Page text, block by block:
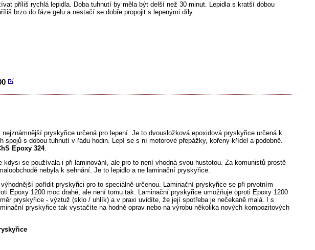
příliš rychlá lepidla. Doba tuhnutí by měla být delší než 30 minut. Lepidla s kratší dobou
brzo do fáze gelu a nestačí se dobře propojit s lepenými díly.
nejznámnější pryskyřice určená pro lepení. Je to dvousložková epoxidová pryskyřice určená k
spojů s dobou tuhnutí v řádu hodin. Lepí se s ní motorové přepážky, kořeny křídel a podobně.
Epoxy 324.
kdysi se používala i při laminování, ale pro to není vhodná svou hustotou. Za komunistů prostě
nebyla k sehnání. Je to lepidlo a ne laminační pryskyřice.
pořídit pryskyřici pro to speciálně určenou. Laminační pryskyřice se při prvotním
Epoxy 1200 moc drahé, ale není tomu tak. Laminační pryskyřice umožňuje oproti Epoxy 1200
pryskyřice - výztuž (sklo / uhlík) a v praxi uvidíte, že její spotřeba je nečekaně malá. I s
pryskyřice tak vystačíte na hodně oprav nebo na výrobu několika nových kompozitových